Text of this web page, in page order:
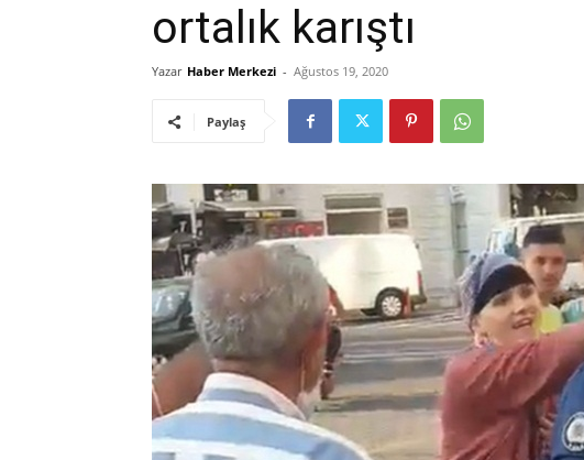
ortalık karıştı
Yazar Haber Merkezi - Ağustos 19, 2020
Paylaş